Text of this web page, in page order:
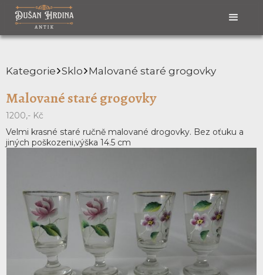
Kategorie Sklo Malované staré grogovky
Malované staré grogovky
1200,- Kč
Velmi krasné staré ručně malované drogovky. Bez oťuku a
jiných poškozeni,výška 14.5 cm